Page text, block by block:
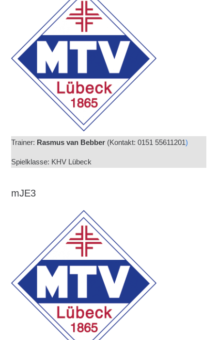
Trainer: Rasmus van Bebber (Kontakt: 0151 55611201)
Spielklasse: KHV Lübeck
mJE3